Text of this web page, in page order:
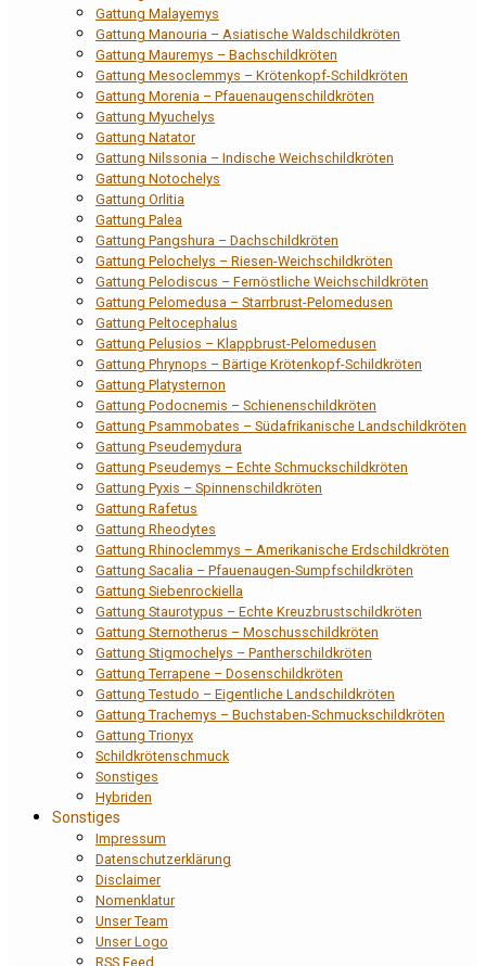
Gattung Malayemys
Gattung Manouria – Asiatische Waldschildkröten
Gattung Mauremys – Bachschildkröten
Gattung Mesoclemmys – Krötenkopf-Schildkröten
Gattung Morenia – Pfauenaugenschildkröten
Gattung Myuchelys
Gattung Natator
Gattung Nilssonia – Indische Weichschildkröten
Gattung Notochelys
Gattung Orlitia
Gattung Palea
Gattung Pangshura – Dachschildkröten
Gattung Pelochelys – Riesen-Weichschildkröten
Gattung Pelodiscus – Fernöstliche Weichschildkröten
Gattung Pelomedusa – Starrbrust-Pelomedusen
Gattung Peltocephalus
Gattung Pelusios – Klappbrust-Pelomedusen
Gattung Phrynops – Bärtige Krötenkopf-Schildkröten
Gattung Platysternon
Gattung Podocnemis – Schienenschildkröten
Gattung Psammobates – Südafrikanische Landschildkröten
Gattung Pseudemydura
Gattung Pseudemys – Echte Schmuckschildkröten
Gattung Pyxis – Spinnenschildkröten
Gattung Rafetus
Gattung Rheodytes
Gattung Rhinoclemmys – Amerikanische Erdschildkröten
Gattung Sacalia – Pfauenaugen-Sumpfschildkröten
Gattung Siebenrockiella
Gattung Staurotypus – Echte Kreuzbrustschildkröten
Gattung Sternotherus – Moschusschildkröten
Gattung Stigmochelys – Pantherschildkröten
Gattung Terrapene – Dosenschildkröten
Gattung Testudo – Eigentliche Landschildkröten
Gattung Trachemys – Buchstaben-Schmuckschildkröten
Gattung Trionyx
Schildkrötenschmuck
Sonstiges
Hybriden
Sonstiges
Impressum
Datenschutzerklärung
Disclaimer
Nomenklatur
Unser Team
Unser Logo
RSS Feed